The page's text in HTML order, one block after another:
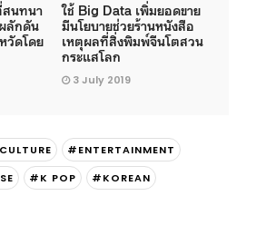
สนทนา
ลักดัน
วัดโดย
ใช้ Big Data เพิ่มยอดขาย
มีนโยบายช่วยร้านหนังสือ
เหตุผลที่สิ่งพิมพ์จีนโตสวน
กระแสโลก
3 July 2019
#ENTERTAINMENT
#K POP
#KOREAN